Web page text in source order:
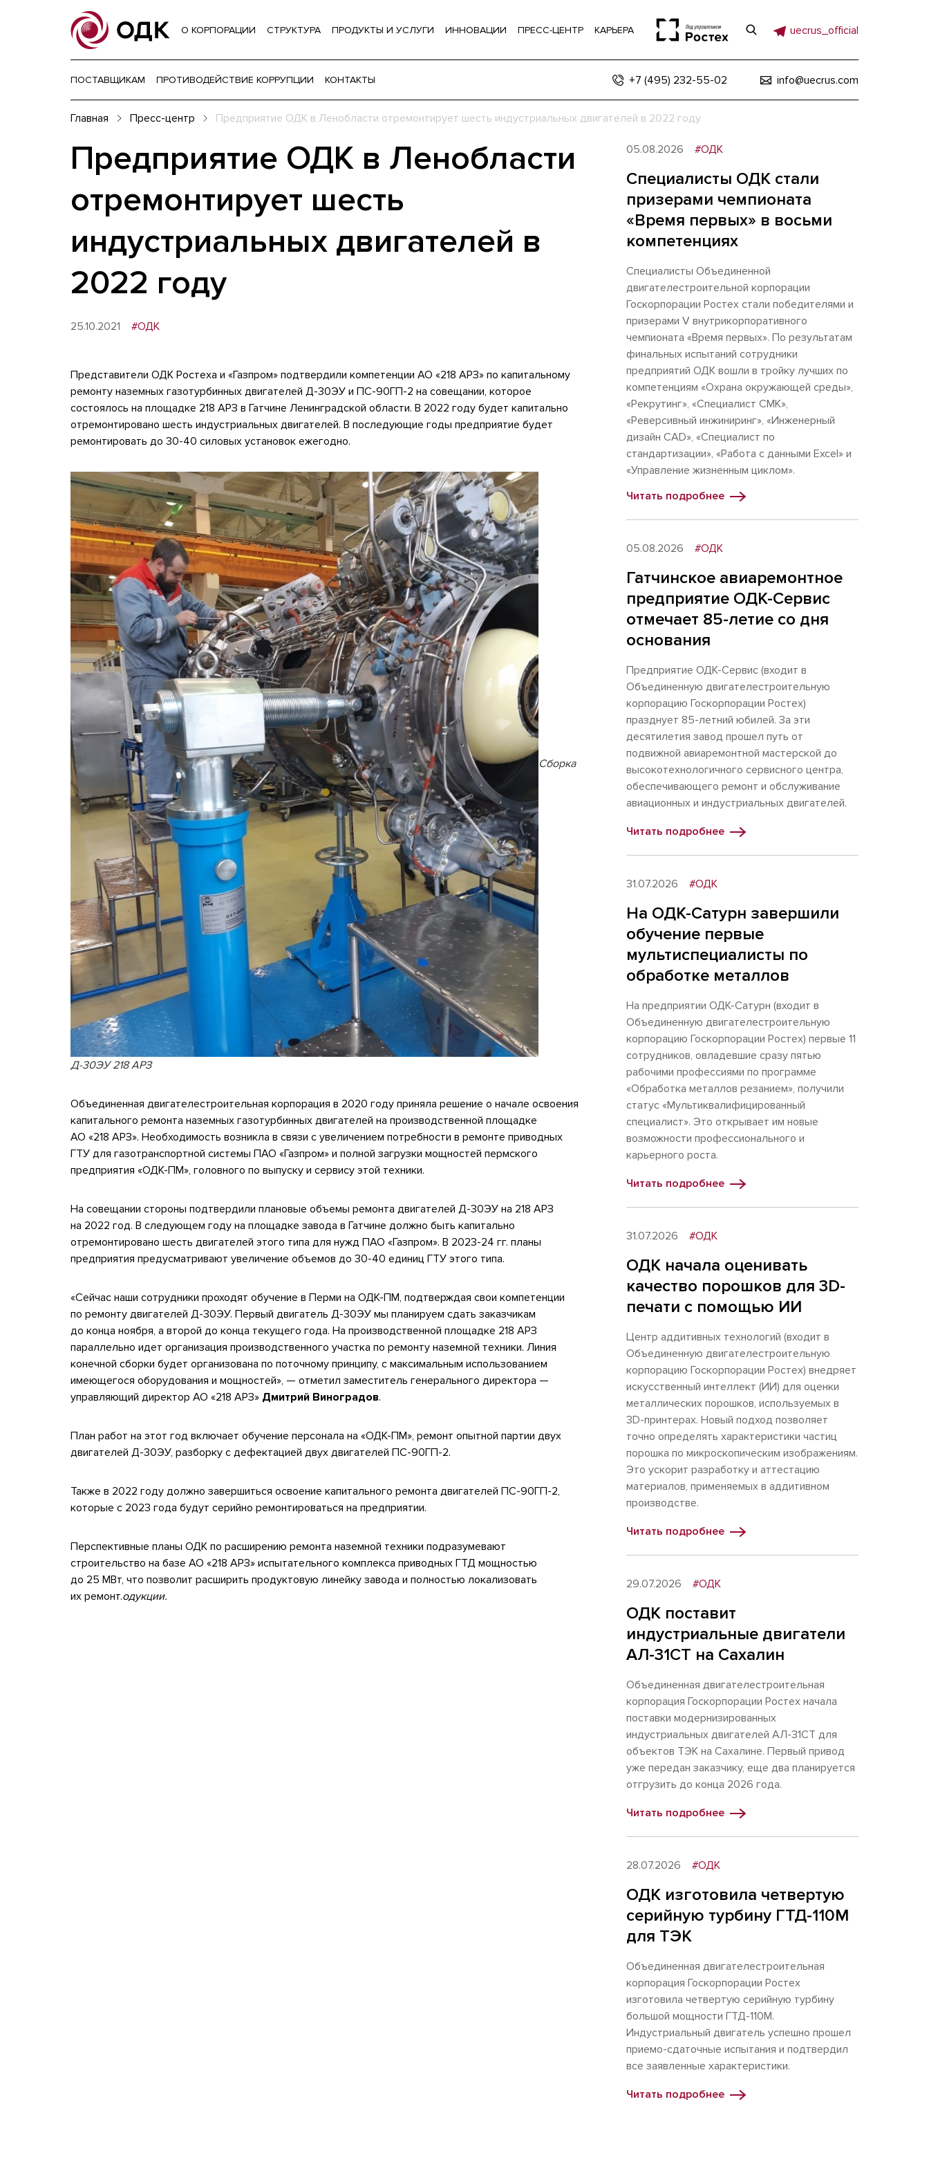
О КОРПОРАЦИИ СТРУКТУРА ПРОДУКТЫ И УСЛУГИ ИННОВАЦИИ ПРЕСС-ЦЕНТР КАРЬЕРА uecrus_official
ПОСТАВЩИКАМ ПРОТИВОДЕЙСТВИЕ КОРРУПЦИИ КОНТАКТЫ +7 (495) 232-55-02 info@uecrus.com
Главная Пресс-центр Предприятие ОДК в Ленобласти отремонтирует шесть индустриальных двигателей в 2022 году
Предприятие ОДК в Ленобласти
отремонтирует шесть
индустриальных двигателей в
2022 году
25.10.2021 #ОДК
Представители ОДК Ростеха и «Газпром» подтвердили компетенции АО «218 АРЗ» по капитальному
ремонту наземных газотурбинных двигателей Д-30ЭУ и ПС-90ГП-2 на совещании, которое
состоялось на площадке 218 АРЗ в Гатчине Ленинградской области. В 2022 году будет капитально
отремонтировано шесть индустриальных двигателей. В последующие годы предприятие будет
ремонтировать до 30-40 силовых установок ежегодно.
Сборка
Д-30ЭУ 218 АРЗ
Объединенная двигателестроительная корпорация в 2020 году приняла решение о начале освоения
капитального ремонта наземных газотурбинных двигателей на производственной площадке
АО «218 АРЗ». Необходимость возникла в связи с увеличением потребности в ремонте приводных
ГТУ для газотранспортной системы ПАО «Газпром» и полной загрузки мощностей пермского
предприятия «ОДК-ПМ», головного по выпуску и сервису этой техники.
На совещании стороны подтвердили плановые объемы ремонта двигателей Д-30ЭУ на 218 АРЗ
на 2022 год. В следующем году на площадке завода в Гатчине должно быть капитально
отремонтировано шесть двигателей этого типа для нужд ПАО «Газпром». В 2023-24 гг. планы
предприятия предусматривают увеличение объемов до 30-40 единиц ГТУ этого типа.
«Сейчас наши сотрудники проходят обучение в Перми на ОДК-ПМ, подтверждая свои компетенции
по ремонту двигателей Д-30ЭУ. Первый двигатель Д-30ЭУ мы планируем сдать заказчикам
до конца ноября, а второй до конца текущего года. На производственной площадке 218 АРЗ
параллельно идет организация производственного участка по ремонту наземной техники. Линия
конечной сборки будет организована по поточному принципу, с максимальным использованием
имеющегося оборудования и мощностей», — отметил заместитель генерального директора —
управляющий директор АО «218 АРЗ» Дмитрий Виноградов.
План работ на этот год включает обучение персонала на «ОДК-ПМ», ремонт опытной партии двух
двигателей Д-30ЭУ, разборку с дефектацией двух двигателей ПС-90ГП-2.
Также в 2022 году должно завершиться освоение капитального ремонта двигателей ПС-90ГП-2,
которые с 2023 года будут серийно ремонтироваться на предприятии.
Перспективные планы ОДК по расширению ремонта наземной техники подразумевают
строительство на базе АО «218 АРЗ» испытательного комплекса приводных ГТД мощностью
до 25 МВт, что позволит расширить продуктовую линейку завода и полностью локализовать
их ремонт.одукции.
05.08.2026 #ОДК
Специалисты ОДК стали
призерами чемпионата
«Время первых» в восьми
компетенциях
Специалисты Объединенной
двигателестроительной корпорации
Госкорпорации Ростех стали победителями и
призерами V внутрикорпоративного
чемпионата «Время первых». По результатам
финальных испытаний сотрудники
предприятий ОДК вошли в тройку лучших по
компетенциям «Охрана окружающей среды»,
«Рекрутинг», «Специалист СМК»,
«Реверсивный инжиниринг», «Инженерный
дизайн CAD», «Специалист по
стандартизации», «Работа с данными Excel» и
«Управление жизненным циклом».
Читать подробнее
05.08.2026 #ОДК
Гатчинское авиаремонтное
предприятие ОДК-Сервис
отмечает 85-летие со дня
основания
Предприятие ОДК-Сервис (входит в
Объединенную двигателестроительную
корпорацию Госкорпорации Ростех)
празднует 85-летний юбилей. За эти
десятилетия завод прошел путь от
подвижной авиаремонтной мастерской до
высокотехнологичного сервисного центра,
обеспечивающего ремонт и обслуживание
авиационных и индустриальных двигателей.
Читать подробнее
31.07.2026 #ОДК
На ОДК-Сатурн завершили
обучение первые
мультиспециалисты по
обработке металлов
На предприятии ОДК-Сатурн (входит в
Объединенную двигателестроительную
корпорацию Госкорпорации Ростех) первые 11
сотрудников, овладевшие сразу пятью
рабочими профессиями по программе
«Обработка металлов резанием», получили
статус «Мультиквалифицированный
специалист». Это открывает им новые
возможности профессионального и
карьерного роста.
Читать подробнее
31.07.2026 #ОДК
ОДК начала оценивать
качество порошков для 3D-
печати с помощью ИИ
Центр аддитивных технологий (входит в
Объединенную двигателестроительную
корпорацию Госкорпорации Ростех) внедряет
искусственный интеллект (ИИ) для оценки
металлических порошков, используемых в
3D-принтерах. Новый подход позволяет
точно определять характеристики частиц
порошка по микроскопическим изображениям.
Это ускорит разработку и аттестацию
материалов, применяемых в аддитивном
производстве.
Читать подробнее
29.07.2026 #ОДК
ОДК поставит
индустриальные двигатели
АЛ-31СТ на Сахалин
Объединенная двигателестроительная
корпорация Госкорпорации Ростех начала
поставки модернизированных
индустриальных двигателей АЛ-31СТ для
объектов ТЭК на Сахалине. Первый привод
уже передан заказчику, еще два планируется
отгрузить до конца 2026 года.
Читать подробнее
28.07.2026 #ОДК
ОДК изготовила четвертую
серийную турбину ГТД-110М
для ТЭК
Объединенная двигателестроительная
корпорация Госкорпорации Ростех
изготовила четвертую серийную турбину
большой мощности ГТД-110М.
Индустриальный двигатель успешно прошел
приемо-сдаточные испытания и подтвердил
все заявленные характеристики.
Читать подробнее